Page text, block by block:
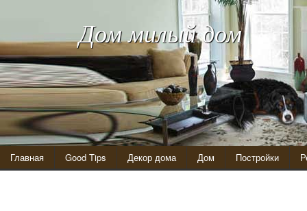
Дом милый дом
Главная Good Tips Декор дома Дом Постройки